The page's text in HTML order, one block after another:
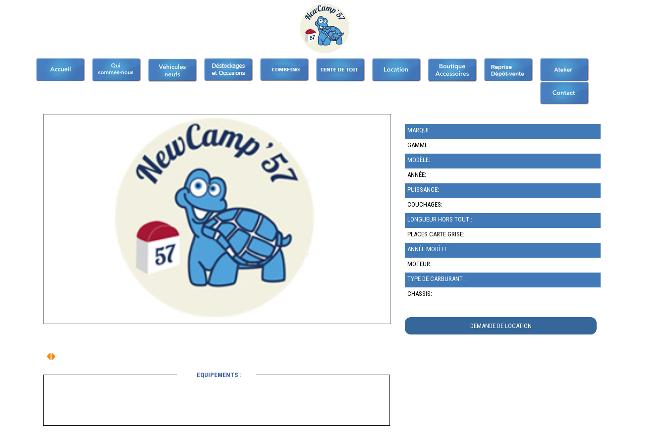
EQUIPEMENTS :
MARQUE:
GAMME :
MODÈLE:
ANNÉE:
PUISSANCE:
COUCHAGES:
LONGUEUR HORS TOUT :
PLACES CARTE GRISE:
ANNÉE MODÈLE :
MOTEUR:
TYPE DE CARBURANT :
CHASSIS:
DEMANDE DE LOCATION